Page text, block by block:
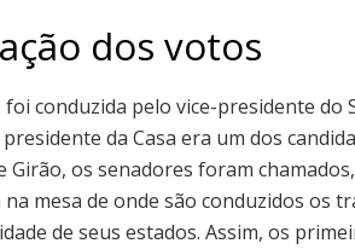
dos votos
conduzida pelo vice-presidente do
da Casa era um dos
Girão, os senadores foram
na mesa de onde são conduzidos os
de seus estados. Assim, os